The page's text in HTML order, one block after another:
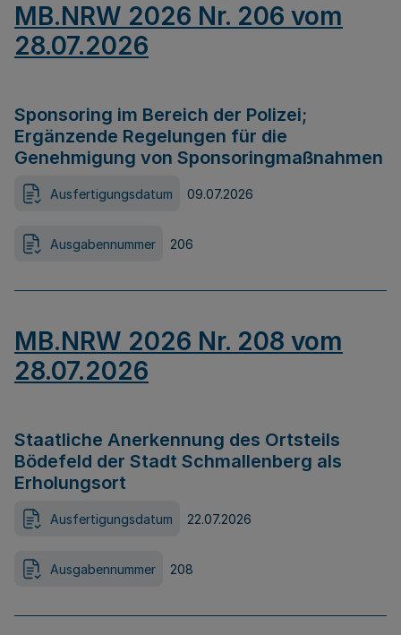
MB.NRW 2026 Nr. 206 vom
28.07.2026
Sponsoring im Bereich der Polizei;
Ergänzende Regelungen für die
Genehmigung von Sponsoringmaßnahmen
Ausfertigungsdatum 09.07.2026
Ausgabennummer 206
MB.NRW 2026 Nr. 208 vom
28.07.2026
Staatliche Anerkennung des Ortsteils
Bödefeld der Stadt Schmallenberg als
Erholungsort
Ausfertigungsdatum 22.07.2026
Ausgabennummer 208